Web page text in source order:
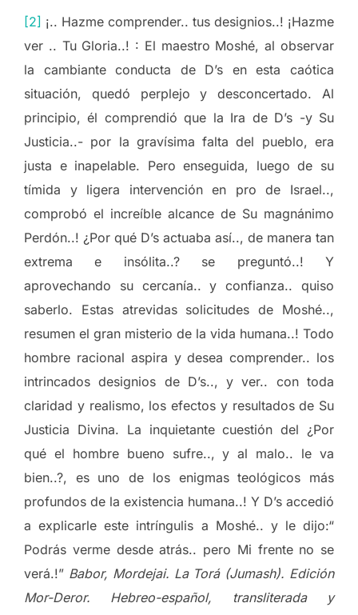
[2] ¡.. Hazme comprender.. tus designios..! ¡Hazme
ver .. Tu Gloria..! : El maestro Moshé, al observar
la cambiante conducta de D’s en esta caótica
situación, quedó perplejo y desconcertado. Al
principio, él comprendió que la Ira de D’s -y Su
Justicia..- por la gravísima falta del pueblo, era
justa e inapelable. Pero enseguida, luego de su
tímida y ligera intervención en pro de Israel..,
comprobó el increíble alcance de Su magnánimo
Perdón..! ¿Por qué D’s actuaba así.., de manera tan
extrema e insólita..? se preguntó..! Y
aprovechando su cercanía.. y confianza.. quiso
saberlo. Estas atrevidas solicitudes de Moshé..,
resumen el gran misterio de la vida humana..! Todo
hombre racional aspira y desea comprender.. los
intrincados designios de D’s.., y ver.. con toda
claridad y realismo, los efectos y resultados de Su
Justicia Divina. La inquietante cuestión del ¿Por
qué el hombre bueno sufre.., y al malo.. le va
bien..?, es uno de los enigmas teológicos más
profundos de la existencia humana..! Y D’s accedió
a explicarle este intríngulis a Moshé.. y le dijo:“
Podrás verme desde atrás.. pero Mi frente no se
verá.!” Babor, Mordejai. La Torá (Jumash). Edición
Mor-Deror. Hebreo-español, transliterada y